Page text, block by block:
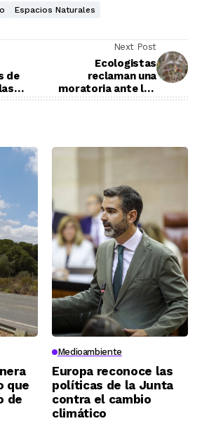
Espacios Naturales
de
Next Post
Ecologistas
reclaman una
moratoria ante los
que
de
Medioambiente
Europa reconoce las
políticas de la Junta
contra el cambio
climático